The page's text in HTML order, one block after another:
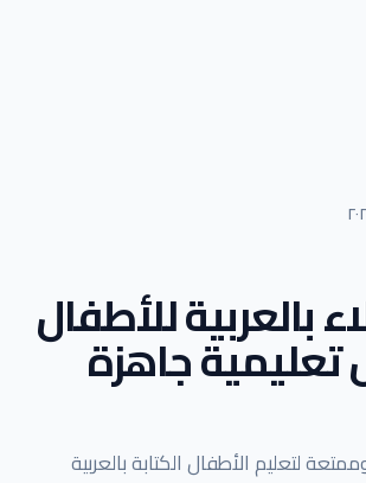
بالعربية للأطفال
جاهزة
لتعليم الأطفال الكتابة بالعربية